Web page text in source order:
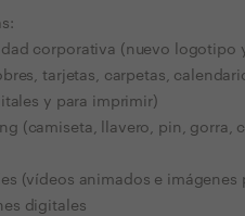
corporativa (nuevo logotipo
tarjetas, carpetas,
y para imprimir)
(camiseta, llavero, pin, gorra,
(vídeos animados e imágenes
digitales